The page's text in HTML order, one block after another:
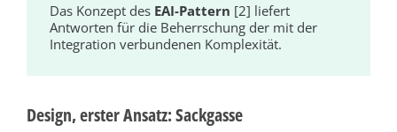
Das Konzept des EAI-Pattern [2] liefert
Antworten für die Beherrschung der mit der
Integration verbundenen Komplexität.
Design, erster Ansatz: Sackgasse